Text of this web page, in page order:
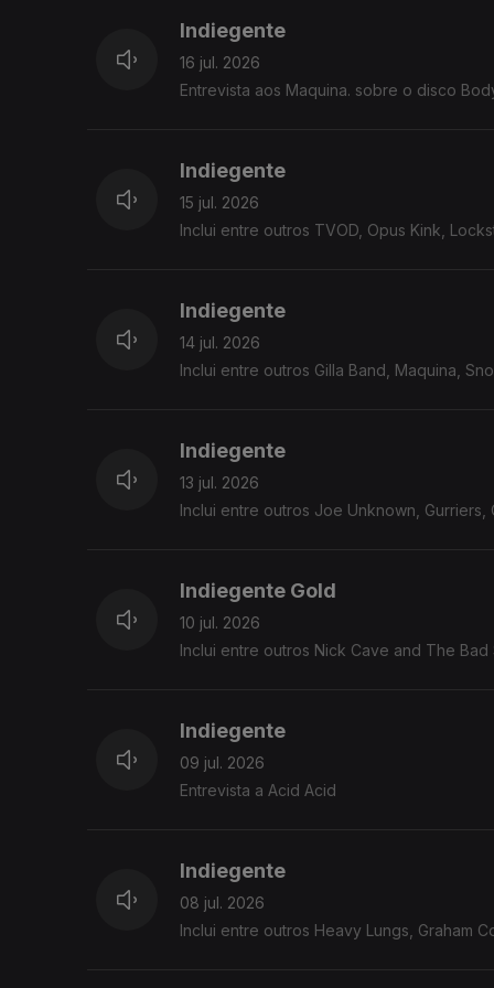
Indiegente
16 jul. 2026
Entrevista aos Maquina. sobre o disco
Indiegente
15 jul. 2026
Inclui entre outros TVOD, Opus Kink,
Indiegente
14 jul. 2026
Inclui entre outros Gilla Band, Maquina,
Indiegente
13 jul. 2026
Inclui entre outros Joe Unknown, Gurriers,
Indiegente Gold
10 jul. 2026
Inclui entre outros Nick Cave
Indiegente
09 jul. 2026
Entrevista a Acid Acid
Indiegente
08 jul. 2026
Inclui entre outros Heavy Lungs, Graham